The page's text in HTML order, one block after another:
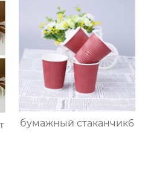
бумажный стаканчик6